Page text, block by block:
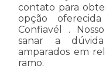
contato para
opção
Confiavél .
sanar a dúvida
amparados em
ramo.